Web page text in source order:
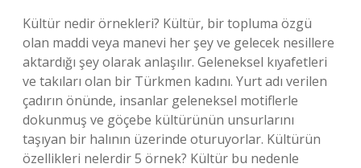
Kültür nedir örnekleri? Kültür, bir topluma özgü
olan maddi veya manevi her şey ve gelecek nesillere
aktardığı şey olarak anlaşılır. Geleneksel kıyafetleri
ve takıları olan bir Türkmen kadını. Yurt adı verilen
çadırın önünde, insanlar geleneksel motiflerle
dokunmuş ve göçebe kültürünün unsurlarını
taşıyan bir halının üzerinde oturuyorlar. Kültürün
özellikleri nelerdir 5 örnek? Kültür bu nedenle